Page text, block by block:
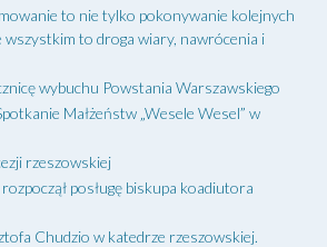
to nie tylko pokonywanie kolejnych
wszystkim to droga wiary, nawrócenia i
wybuchu Powstania Warszawskiego
Małżeństw „Wesele Wesel” w
rzeszowskiej
posługę biskupa koadiutora
Chudzio w katedrze rzeszowskiej.